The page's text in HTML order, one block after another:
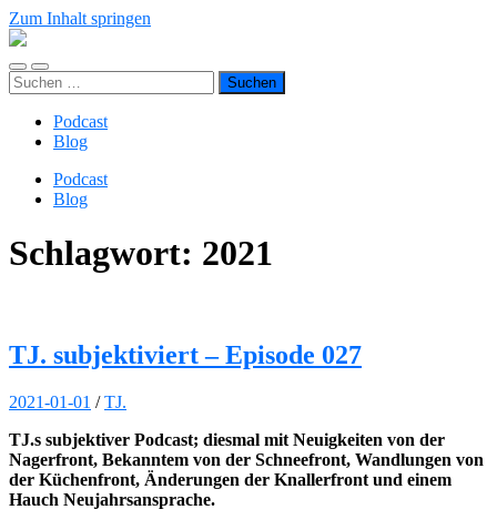
Zum Inhalt springen
TJ.s
Mobile-
Menü
Suchfeld
ein-/ausblenden
Suchen
nach:
Podcast
Blog
Podcast
Blog
Schlagwort: 2021
TJ. subjektiviert – Episode 027
2021-01-01 /TJ.
TJ.s subjektiver Podcast; diesmal mit Neuigkeiten von der
Nagerfront, Bekanntem von der Schneefront, Wandlungen von
der Küchenfront, Änderungen der Knallerfront und einem
Hauch Neujahrsansprache.